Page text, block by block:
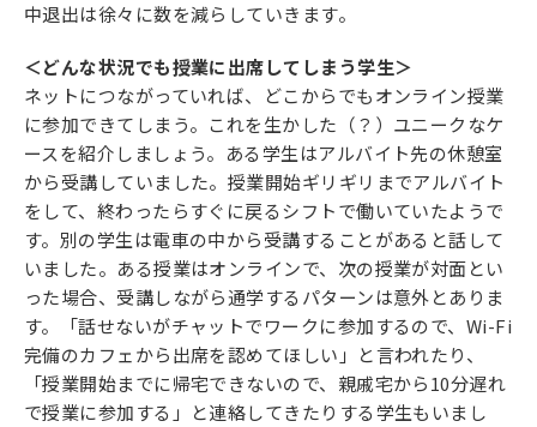
中退出は徐々に数を減らしていきます。
＜どんな状況でも授業に出席してしまう学生＞
ネットにつながっていれば、どこからでもオンライン授業
に参加できてしまう。これを生かした（？）ユニークなケ
ースを紹介しましょう。ある学生はアルバイト先の休憩室
から受講していました。授業開始ギリギリまでアルバイト
をして、終わったらすぐに戻るシフトで働いていたようで
す。別の学生は電車の中から受講することがあると話して
いました。ある授業はオンラインで、次の授業が対面とい
った場合、受講しながら通学するパターンは意外とありま
す。「話せないがチャットでワークに参加するので、Wi-Fi
完備のカフェから出席を認めてほしい」と言われたり、
「授業開始までに帰宅できないので、親戚宅から10分遅れ
で授業に参加する」と連絡してきたりする学生もいまし